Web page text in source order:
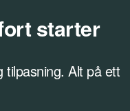
starter
tilpasning. Alt på ett